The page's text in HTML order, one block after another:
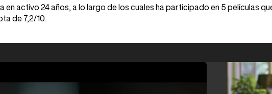
en activo 24 años, a lo largo de los cuales ha participado en 5 películas
de 7,2/10.